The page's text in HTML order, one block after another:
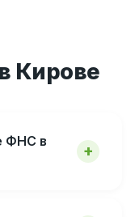
Кирове
ФНС в